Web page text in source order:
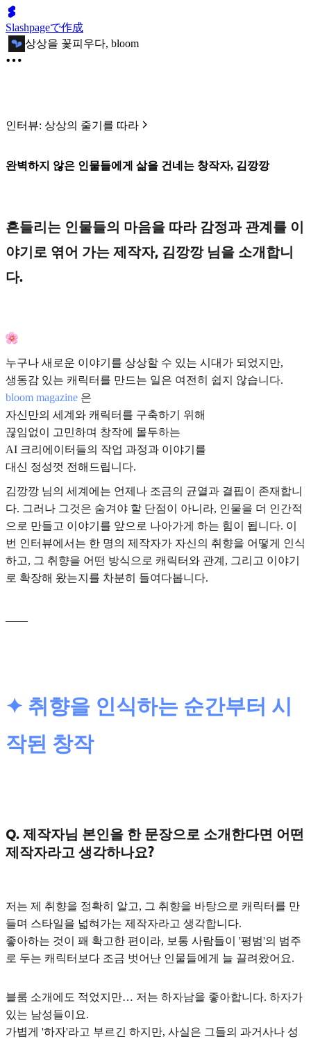
Slashpageで作成
상상을 꽃피우다, bloom
인터뷰: 상상의 줄기를 따라
완벽하지 않은 인물들에게 삶을 건네는 창작자, 김깡깡
흔들리는 인물들의 마음을 따라 감정과 관계를 이
야기로 엮어 가는 제작자, 김깡깡 님을 소개합니
다.
누구나 새로운 이야기를 상상할 수 있는 시대가 되었지만,
생동감 있는 캐릭터를 만드는 일은 여전히 쉽지 않습니다.
bloom magazine 은
자신만의 세계와 캐릭터를 구축하기 위해
끊임없이 고민하며 창작에 몰두하는
AI 크리에이터들의 작업 과정과 이야기를
대신 정성껏 전해드립니다.
김깡깡 님의 세계에는 언제나 조금의 균열과 결핍이 존재합니
다. 그러나 그것은 숨겨야 할 단점이 아니라, 인물을 더 인간적
으로 만들고 이야기를 앞으로 나아가게 하는 힘이 됩니다. 이
번 인터뷰에서는 한 명의 제작자가 자신의 취향을 어떻게 인식
하고, 그 취향을 어떤 방식으로 캐릭터와 관계, 그리고 이야기
로 확장해 왔는지를 차분히 들여다봅니다.
✦ 취향을 인식하는 순간부터 시
작된 창작
Q. 제작자님 본인을 한 문장으로 소개한다면 어떤
제작자라고 생각하나요?
저는 제 취향을 정확히 알고, 그 취향을 바탕으로 캐릭터를 만
들며 스타일을 넓혀가는 제작자라고 생각합니다.
좋아하는 것이 꽤 확고한 편이라, 보통 사람들이 '평범'의 범주
로 두는 캐릭터보다 조금 벗어난 인물들에게 늘 끌려왔어요.
블룸 소개에도 적었지만… 저는 하자남을 좋아합니다. 하자가
있는 남성들이요.
가볍게 '하자'라고 부르긴 하지만, 사실은 그들의 과거사나 성